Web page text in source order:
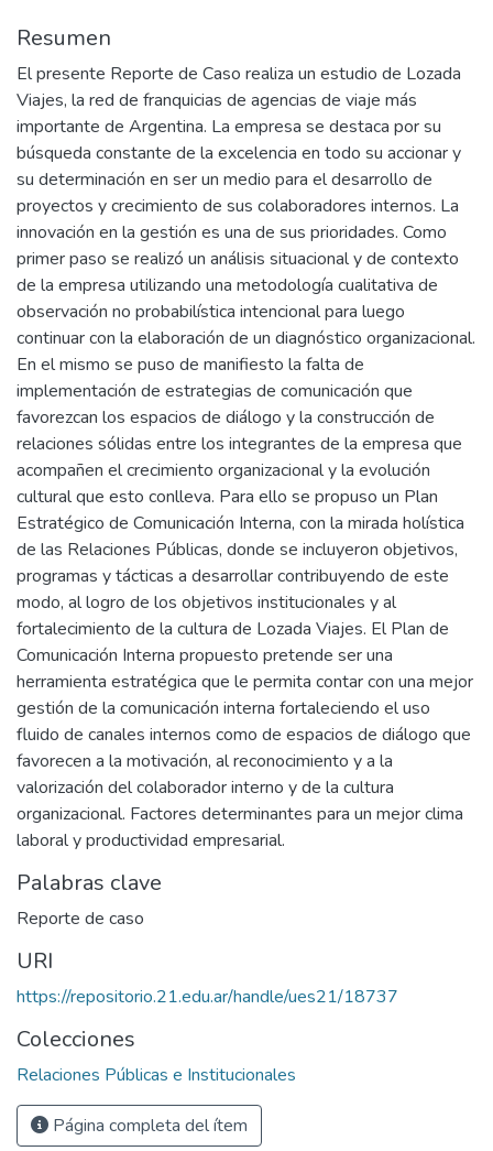
Resumen
El presente Reporte de Caso realiza un estudio de Lozada
Viajes, la red de franquicias de agencias de viaje más
importante de Argentina. La empresa se destaca por su
búsqueda constante de la excelencia en todo su accionar y
su determinación en ser un medio para el desarrollo de
proyectos y crecimiento de sus colaboradores internos. La
innovación en la gestión es una de sus prioridades. Como
primer paso se realizó un análisis situacional y de contexto
de la empresa utilizando una metodología cualitativa de
observación no probabilística intencional para luego
continuar con la elaboración de un diagnóstico organizacional.
En el mismo se puso de manifiesto la falta de
implementación de estrategias de comunicación que
favorezcan los espacios de diálogo y la construcción de
relaciones sólidas entre los integrantes de la empresa que
acompañen el crecimiento organizacional y la evolución
cultural que esto conlleva. Para ello se propuso un Plan
Estratégico de Comunicación Interna, con la mirada holística
de las Relaciones Públicas, donde se incluyeron objetivos,
programas y tácticas a desarrollar contribuyendo de este
modo, al logro de los objetivos institucionales y al
fortalecimiento de la cultura de Lozada Viajes. El Plan de
Comunicación Interna propuesto pretende ser una
herramienta estratégica que le permita contar con una mejor
gestión de la comunicación interna fortaleciendo el uso
fluido de canales internos como de espacios de diálogo que
favorecen a la motivación, al reconocimiento y a la
valorización del colaborador interno y de la cultura
organizacional. Factores determinantes para un mejor clima
laboral y productividad empresarial.
Palabras clave
Reporte de caso
URI
https://repositorio.21.edu.ar/handle/ues21/18737
Colecciones
Relaciones Públicas e Institucionales
Página completa del ítem